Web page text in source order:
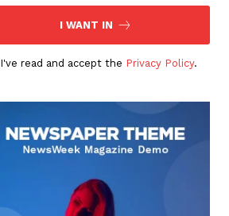
I WANT IN
I've read and accept the Privacy Policy.